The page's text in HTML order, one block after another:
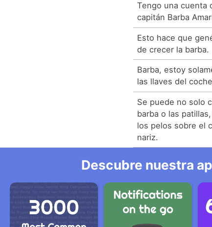
Tengo una cuenta
capitán Barba
Esto hace que
de crecer la barba.
Barba, estoy
las llaves del
Se puede no solo
barba o las
los pelos sobre el
nariz.
Descubre nuestra